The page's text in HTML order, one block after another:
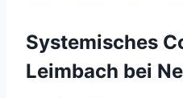
Systemisches
Leimbach bei